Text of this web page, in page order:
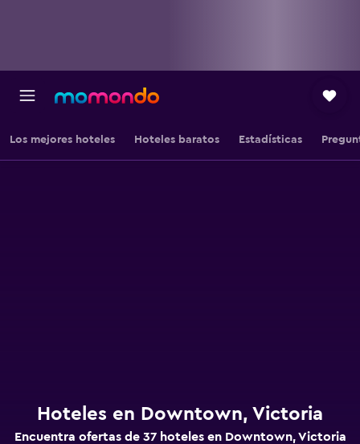
Los mejores hoteles Hoteles baratos Estadísticas
Hoteles en Downtown, Victoria
Encuentra ofertas de 37 hoteles en Downtown, Victoria